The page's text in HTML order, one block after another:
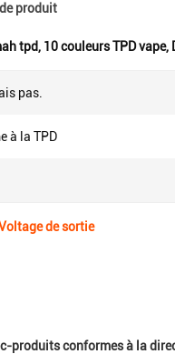
produit
tpd, 10 couleurs TPD vape,
pas.
à la TPD
de sortie
produits conformes à la